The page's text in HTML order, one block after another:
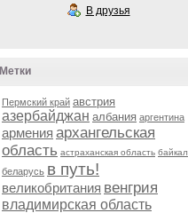
В друзья
Метки
Пермский край австрия
азербайджан албания аргентина
армения архангельская
область астраханская область байкал
беларусь в путь!
великобритания венгрия
владимирская область